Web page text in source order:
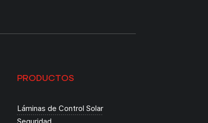
PRODUCTOS
Láminas de Control Solar